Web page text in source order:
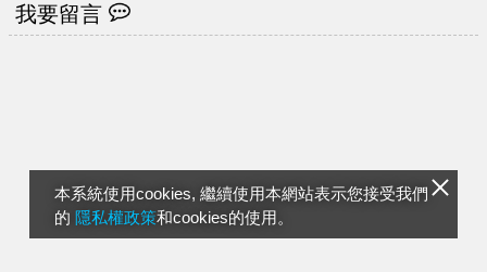
本系統使用cookies, 繼續使用本網站表示您接受我們
的 隱私權政策和cookies的使用。
我要留言